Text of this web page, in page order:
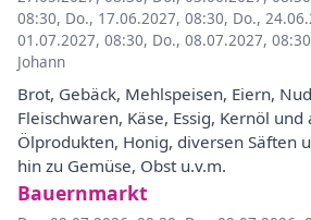
08:30, Do., 17.06.2027, 08:30, Do.,
01.07.2027, 08:30, Do., 08.07.2027, 08:30
Johann
Brot, Gebäck, Mehlspeisen, Eiern,
Fleischwaren, Käse, Essig, Kernöl
Ölprodukten, Honig, diversen Säften
hin zu Gemüse, Obst u.v.m.
Bauernmarkt